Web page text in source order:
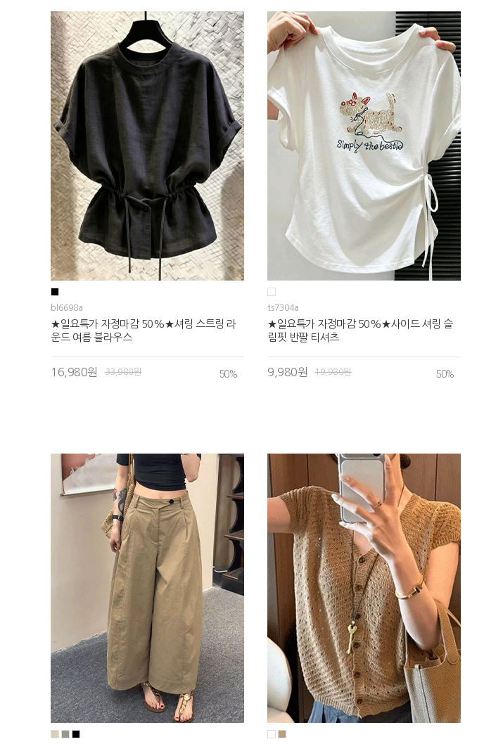
bl6698a
★일요특가 자정마감 50%★셔링 스트링 라
운드 여름 블라우스
16,980원 33,980원 50%
ts7304a
★일요특가 자정마감 50%★사이드 셔링 슬
림핏 반팔 티셔츠
9,980원 19,980원 50%